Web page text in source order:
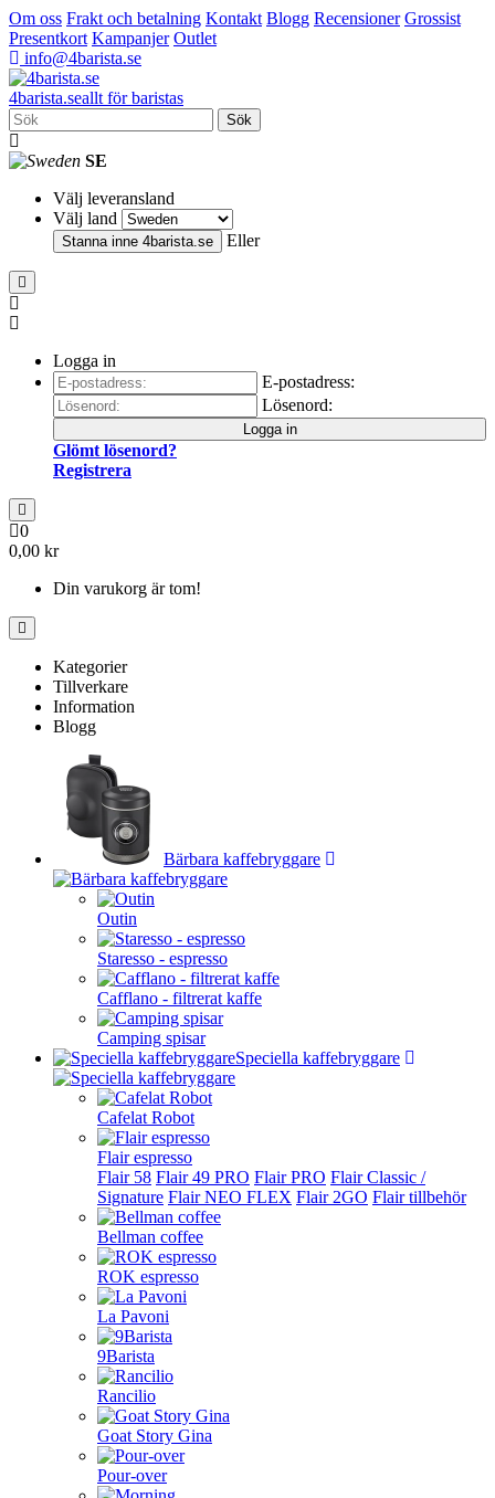
Om oss Frakt och betalning Kontakt Blogg Recensioner Grossist
Presentkort Kampanjer Outlet
info@4barista.se
4barista.seallt för baristas
Sök
SE
Välj leveransland
Välj land
Stanna inne 4barista.se Eller
Logga in
E-postadress:
Lösenord:
Logga in
Glömt lösenord?
Registrera
0
0,00 kr
Din varukorg är tom!
Kategorier
Tillverkare
Information
Blogg
Bärbara kaffebryggare
Outin
Staresso - espresso
Cafflano - filtrerat kaffe
Camping spisar
Speciella kaffebryggare
Cafelat Robot
Flair espresso
Flair 58 Flair 49 PRO Flair PRO Flair Classic /
Signature Flair NEO FLEX Flair 2GO Flair tillbehör
Bellman coffee
ROK espresso
La Pavoni
9Barista
Rancilio
Goat Story Gina
Pour-over